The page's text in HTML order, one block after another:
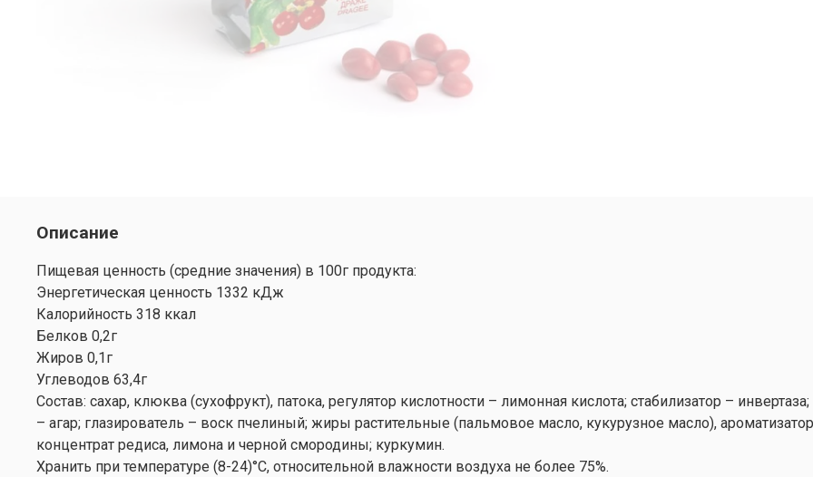
Описание
Пищевая ценность (средние значения) в 100г продукта:
Энергетическая ценность 1332 кДж
Калорийность 318 ккал
Белков 0,2г
Жиров 0,1г
Углеводов 63,4г
Состав: сахар, клюква (сухофрукт), патока, регулятор кислотности – лимонная кислота; стабилизатор –
– агар; глазирователь – воск пчелиный; жиры растительные (пальмовое масло, кукурузное масло),
концентрат редиса, лимона и черной смородины; куркумин.
Хранить при температуре (8-24)°С, относительной влажности воздуха не более 75%.